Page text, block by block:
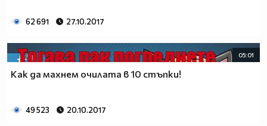
62 691 27.10.2017
05:01
Как да махнем очилата в 10 стъпки!
49 523 20.10.2017